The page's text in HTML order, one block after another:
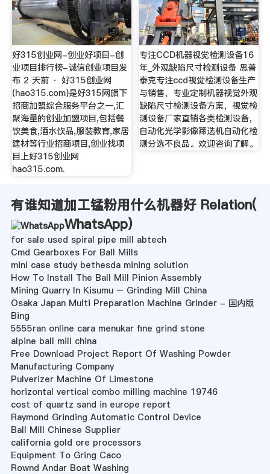
好315创业网-创业好项目-创
业项目排行榜-诚信创业项目发
布 2 天前 · 好315创业网
(hao315.com)是好315网旗下
招商加盟综合服务平台之一,汇
聚海量的创业加盟项目,包括餐
饮美食,酒水饮品,服装教育,家居
建材等行业招商项目,创业找项
目上好315创业网
hao315.com.
专注CCD机器视觉检测设备16
年_外观缺陷尺寸检测设备 思普
泰克专注ccd视觉检测设备生产
与销售，专业定制机器视觉外观
缺陷尺寸检测设备方案，视觉检
测设备厂家直销各类检测设备，
自动化光学影像筛选机自动化检
测分选不良品。欢迎咨询了解。
有谁知道加工锰粉用什么机器好 Relation(
WhatsApp)
for sale used spiral pipe mill abtech
Cmd Gearboxes For Ball Mills
mini case study bethesda mining solution
How To Install The Ball Mill Pinion Assembly
Mining Quarry In Kisumu – Grinding Mill China
Osaka Japan Multi Preparation Machine Grinder - 国内版
Bing
5555ran online cara menukar fine grind stone
alpine ball mill china
Free Download Project Report Of Washing Powder
Manufacturing Company
Pulverizer Machine Of Limestone
horizontal vertical combo milling machine 19746
cost of quartz sand in europe report
Raymond Grinding Automatic Control Device
Ball Mill Chinese Supplier
california gold ore processors
Equipment To Gring Caco
Rownd Andar Boat Washing